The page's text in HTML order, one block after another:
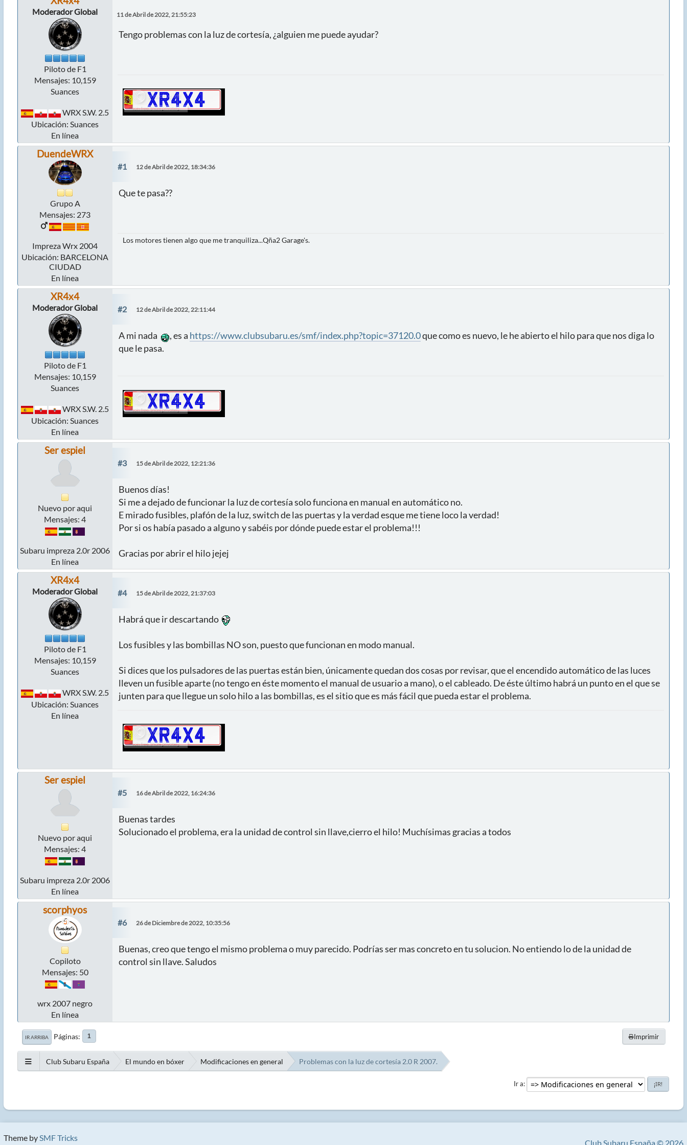
Moderador Global
Piloto de F1
Mensajes: 10,159
Suances
WRX S.W. 2.5
Ubicación: Suances
En línea
11 de Abril de 2022, 21:55:23
Tengo problemas con la luz de cortesía, ¿alguien me puede ayudar?
DuendeWRX
Grupo A
Mensajes: 273
Impreza Wrx 2004
Ubicación: BARCELONA
CIUDAD
En línea
#1 12 de Abril de 2022, 18:34:36
Que te pasa??
Los motores tienen algo que me tranquiliza...Qña2 Garage's.
XR4x4
Moderador Global
Piloto de F1
Mensajes: 10,159
Suances
WRX S.W. 2.5
Ubicación: Suances
En línea
#2 12 de Abril de 2022, 22:11:44
A mi nada , es a https://www.clubsubaru.es/smf/index.php?topic=37120.0que como es nuevo, le he abierto el hilo para que nos diga lo
que le pasa.
Ser espiel
Nuevo por aqui
Mensajes: 4
Subaru impreza 2.0r 2006
En línea
#3 15 de Abril de 2022, 12:21:36
Buenos días!
Si me a dejado de funcionar la luz de cortesía solo funciona en manual en automático no.
E mirado fusibles, plafón de la luz, switch de las puertas y la verdad esque me tiene loco la verdad!
Por si os había pasado a alguno y sabéis por dónde puede estar el problema!!!
Gracias por abrir el hilo jejej
XR4x4
Moderador Global
Piloto de F1
Mensajes: 10,159
Suances
WRX S.W. 2.5
Ubicación: Suances
En línea
#4 15 de Abril de 2022, 21:37:03
Habrá que ir descartando
Los fusibles y las bombillas NO son, puesto que funcionan en modo manual.
Si dices que los pulsadores de las puertas están bien, únicamente quedan dos cosas por revisar, que el encendido automático de las luces
lleven un fusible aparte (no tengo en éste momento el manual de usuario a mano), o el cableado. De éste último habrá un punto en el que se
junten para que llegue un solo hilo a las bombillas, es el sitio que es más fácil que pueda estar el problema.
Ser espiel
Nuevo por aqui
Mensajes: 4
Subaru impreza 2.0r 2006
En línea
#5 16 de Abril de 2022, 16:24:36
Buenas tardes
Solucionado el problema, era la unidad de control sin llave,cierro el hilo! Muchísimas gracias a todos
scorphyos
Copiloto
Mensajes: 50
wrx 2007 negro
En línea
#6 26 de Diciembre de 2022, 10:35:56
Buenas, creo que tengo el mismo problema o muy parecido. Podrías ser mas concreto en tu solucion. No entiendo lo de la unidad de
control sin llave. Saludos
Imprimir
IR ARRIBA Páginas 1
Club Subaru España El mundo en bóxer Modificaciones en general Problemas con la luz de cortesía 2.0 R 2007.
Ir a
Theme bySMF Tricks
Club Subaru España © 2026